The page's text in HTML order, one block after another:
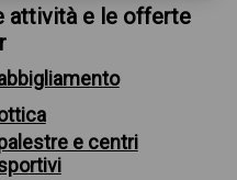
attività e le offerte
e centri